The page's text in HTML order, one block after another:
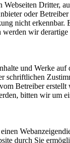
Dritter,
oder
nicht erkennbar.
wir
und Werke
schriftlichen
Betreiber
bitten wir um
durch Sie